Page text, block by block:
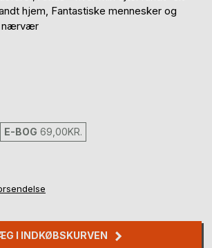
hjem, Fantastiske mennesker og
nærvær
E-BOG 69,00KR.
I INDKØBSKURVEN